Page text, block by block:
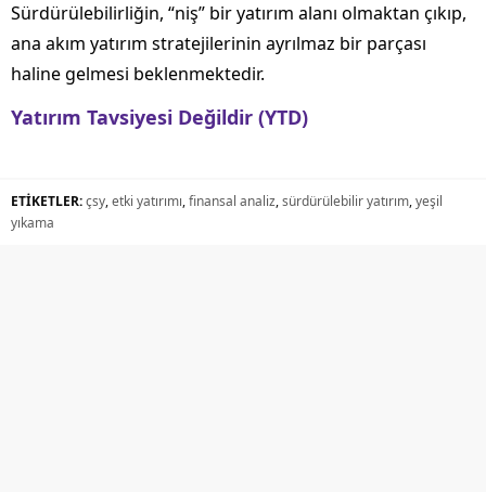
Sürdürülebilirliğin, “niş” bir yatırım alanı olmaktan çıkıp,
ana akım yatırım stratejilerinin ayrılmaz bir parçası
haline gelmesi beklenmektedir.
Yatırım Tavsiyesi Değildir (YTD)
ETİKETLER:çsy,etki yatırımı,finansal analiz,sürdürülebilir yatırım,yeşil
yıkama